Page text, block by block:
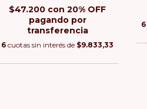
$47.200 con 20% OFF
pagando por
transferencia
6 cuotas sin interés de $9.833,33
6